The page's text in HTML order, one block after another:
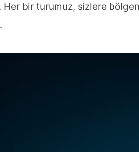
Her bir turumuz, sizlere